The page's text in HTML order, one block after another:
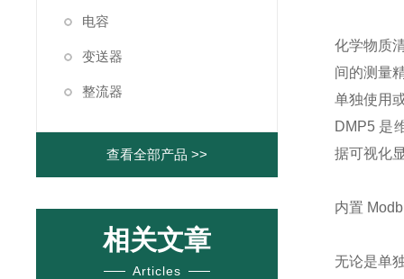
电容
变送器
整流器
查看全部产品 >>
相关文章
Articles
化学物质
间的测量
单独使用
DMP5 是
据可视化
内置
无论是单